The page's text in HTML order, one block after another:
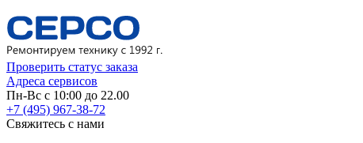
Проверить статус заказа
Адреса сервисов
Пн-Вс с 10:00 до 22.00
+7 (495) 967-38-72
Свяжитесь с нами